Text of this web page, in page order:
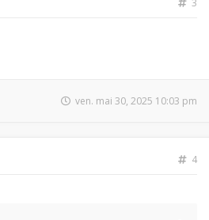
3
ven. mai 30, 2025 10:03 pm
4